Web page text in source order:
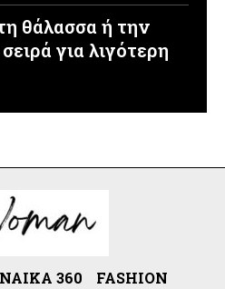
θάλασσα ή την
για λιγότερη
360
FASHION